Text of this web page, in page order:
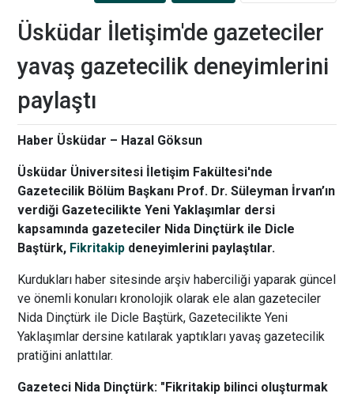
Üsküdar İletişim'de gazeteciler
yavaş gazetecilik deneyimlerini
paylaştı
Haber Üsküdar – Hazal Göksun
Üsküdar Üniversitesi İletişim Fakültesi'nde
Gazetecilik Bölüm Başkanı Prof. Dr. Süleyman İrvan’ın
verdiği Gazetecilikte Yeni Yaklaşımlar dersi
kapsamında gazeteciler Nida Dinçtürk ile Dicle
Baştürk, Fikritakip deneyimlerini paylaştılar.
Kurdukları haber sitesinde arşiv haberciliği yaparak güncel
ve önemli konuları kronolojik olarak ele alan gazeteciler
Nida Dinçtürk ile Dicle Baştürk, Gazetecilikte Yeni
Yaklaşımlar dersine katılarak yaptıkları yavaş gazetecilik
pratiğini anlattılar.
Gazeteci Nida Dinçtürk: "Fikritakip bilinci oluşturmak